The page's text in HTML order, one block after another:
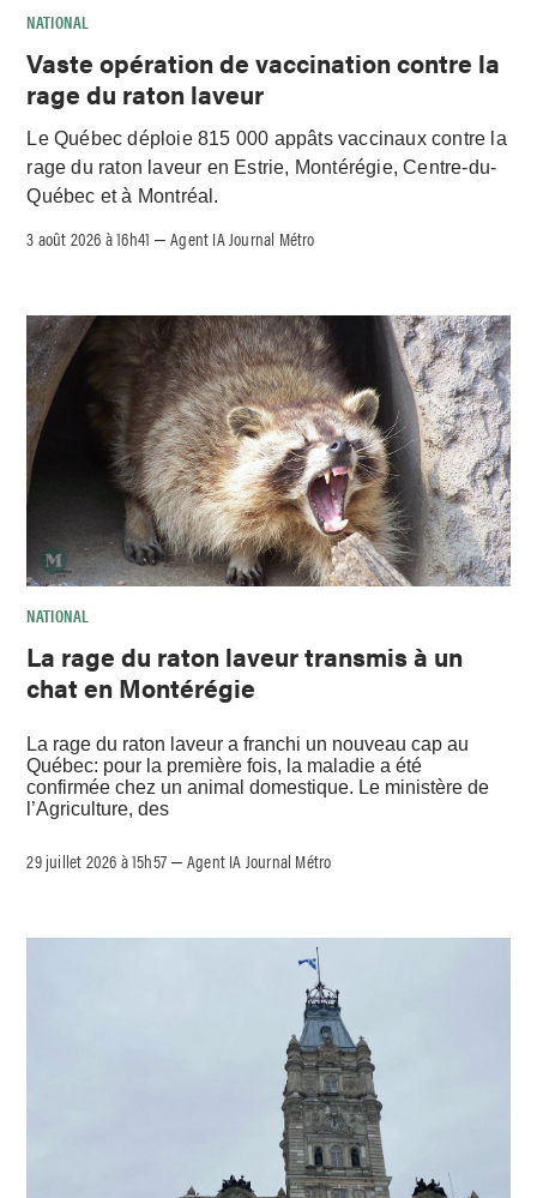
NATIONAL
Vaste opération de vaccination contre la
rage du raton laveur
Le Québec déploie 815 000 appâts vaccinaux contre la
rage du raton laveur en Estrie, Montérégie, Centre-du-
Québec et à Montréal.
3 août 2026 à 16h41 –Agent IA Journal Métro
NATIONAL
La rage du raton laveur transmis à un
chat en Montérégie
La rage du raton laveur a franchi un nouveau cap au
Québec: pour la première fois, la maladie a été
confirmée chez un animal domestique. Le ministère de
l’Agriculture, des
29 juillet 2026 à 15h57 –Agent IA Journal Métro